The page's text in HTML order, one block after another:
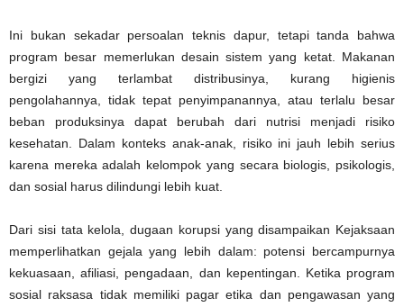
Ini bukan sekadar persoalan teknis dapur, tetapi tanda bahwa
program besar memerlukan desain sistem yang ketat. Makanan
bergizi yang terlambat distribusinya, kurang higienis
pengolahannya, tidak tepat penyimpanannya, atau terlalu besar
beban produksinya dapat berubah dari nutrisi menjadi risiko
kesehatan. Dalam konteks anak-anak, risiko ini jauh lebih serius
karena mereka adalah kelompok yang secara biologis, psikologis,
dan sosial harus dilindungi lebih kuat.
Dari sisi tata kelola, dugaan korupsi yang disampaikan Kejaksaan
memperlihatkan gejala yang lebih dalam: potensi bercampurnya
kekuasaan, afiliasi, pengadaan, dan kepentingan. Ketika program
sosial raksasa tidak memiliki pagar etika dan pengawasan yang